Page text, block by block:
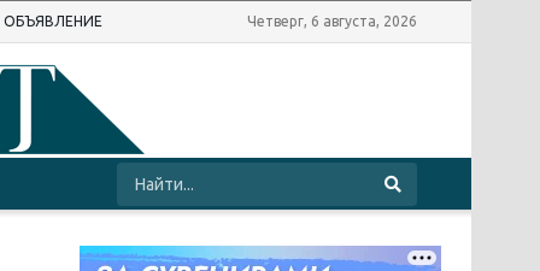
ОБЪЯВЛЕНИЕ Четверг, 6 августа, 2026